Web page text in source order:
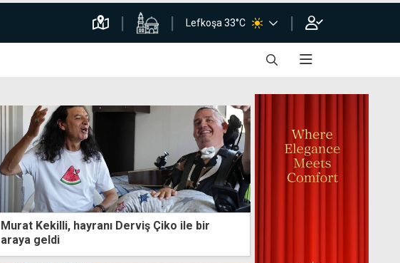
Lefkoşa 33°C
Murat Kekilli, hayranı Derviş Çiko ile bir
araya geldi